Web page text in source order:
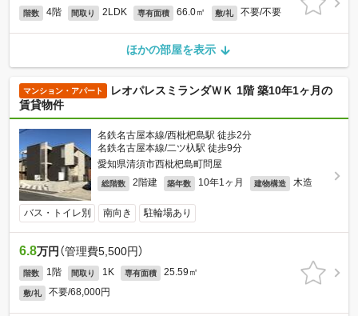
階数 4階 間取り 2LDK 専有面積 66.0㎡ 敷/礼 不要/不要
ほかの部屋を表示
マンション・アパート
レオパレスミランダＷＫ 1階 築10年1ヶ月の
賃貸物件
名鉄名古屋本線/西枇杷島駅 徒歩2分
名鉄名古屋本線/二ツ杁駅 徒歩9分
愛知県清須市西枇杷島町問屋
総階数 2階建 築年数 10年1ヶ月 建物構造 木造
バス・トイレ別 南向き 駐輪場あり
6.8万円 （管理費5,500円）
階数 1階 間取り 1K 専有面積 25.59㎡
敷/礼 不要/68,000円